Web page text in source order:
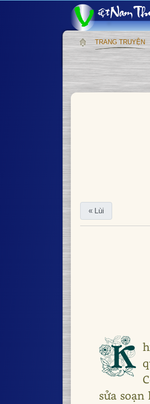
TRANG TRUYỆN
« Lùi
K
sửa